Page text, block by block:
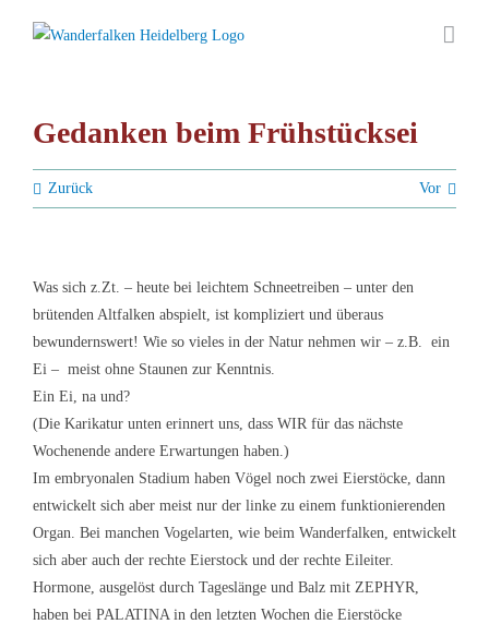
Inhalt
Gedanken beim Frühstücksei
Zurück Vor
Was sich z.Zt. – heute bei leichtem Schneetreiben – unter den
brütenden Altfalken abspielt, ist kompliziert und überaus
bewundernswert! Wie so vieles in der Natur nehmen wir – z.B. ein
Ei – meist ohne Staunen zur Kenntnis.
Ein Ei, na und?
(Die Karikatur unten erinnert uns, dass WIR für das nächste
Wochenende andere Erwartungen haben.)
Im embryonalen Stadium haben Vögel noch zwei Eierstöcke, dann
entwickelt sich aber meist nur der linke zu einem funktionierenden
Organ. Bei manchen Vogelarten, wie beim Wanderfalken, entwickelt
sich aber auch der rechte Eierstock und der rechte Eileiter.
Hormone, ausgelöst durch Tageslänge und Balz mit ZEPHYR,
haben bei PALATINA in den letzten Wochen die Eierstöcke